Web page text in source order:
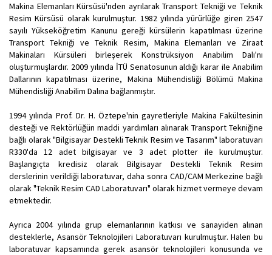
Makina Elemanları Kürsüsü'nden ayrılarak Transport Tekniği ve Teknik
Resim Kürsüsü olarak kurulmuştur. 1982 yılında yürürlüğe giren 2547
sayılı Yükseköğretim Kanunu gereği kürsülerin kapatılması üzerine
Transport Tekniği ve Teknik Resim, Makina Elemanları ve Ziraat
Makinaları Kürsüleri birleşerek Konstrüksiyon Anabilim Dalı'nı
oluşturmuşlardır. 2009 yılında İTÜ Senatosunun aldığı karar ile Anabilim
Dallarının kapatılması üzerine, Makina Mühendisliği Bölümü Makina
Mühendisliği Anabilim Dalına bağlanmıştır.
1994 yılında Prof. Dr. H. Öztepe'nin gayretleriyle Makina Fakültesinin
desteği ve Rektörlüğün maddi yardımları alınarak Transport Tekniğine
bağlı olarak "Bilgisayar Destekli Teknik Resim ve Tasarım" laboratuvarı
R330'da 12 adet bilgisayar ve 3 adet plotter ile kurulmuştur.
Başlangıçta kredisiz olarak Bilgisayar Destekli Teknik Resim
derslerinin verildiği laboratuvar, daha sonra CAD/CAM Merkezine bağlı
olarak "Teknik Resim CAD Laboratuvarı" olarak hizmet vermeye devam
etmektedir.
Ayrıca 2004 yılında grup elemanlarının katkısı ve sanayiden alınan
desteklerle, Asansör Teknolojileri Laboratuvarı kurulmuştur. Halen bu
laboratuvar kapsamında gerek asansör teknolojileri konusunda ve